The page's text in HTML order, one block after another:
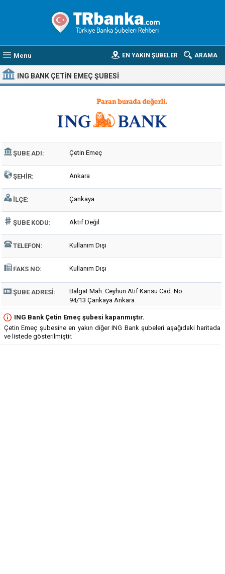
Menu ARAMA
EN YAKIN ŞUBELER
ING BANK ÇETIN EMEÇ ŞUBESI
ŞUBE ADI: Çetin Emeç
ŞEHIR: Ankara
İLÇE: Çankaya
ŞUBE KODU: Aktif Değil
TELEFON: Kullanım Dışı
FAKS NO: Kullanım Dışı
ŞUBE ADRESI:
Balgat Mah. Ceyhun Atıf Kansu Cad. No.
94/13 Çankaya Ankara
ING Bank Çetin Emeç şubesi kapanmıştır.
Çetin Emeç şubesine en yakın diğer ING Bank şubeleri aşağıdaki haritada
ve listede gösterilmiştir.